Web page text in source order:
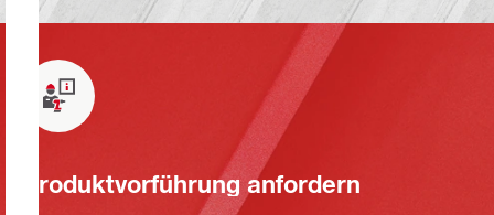
Produktvorführung anfordern